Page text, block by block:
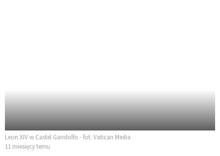
Leon XIV w Castel Gandolfo - fot. Vatican Media
11 miesięcy temu